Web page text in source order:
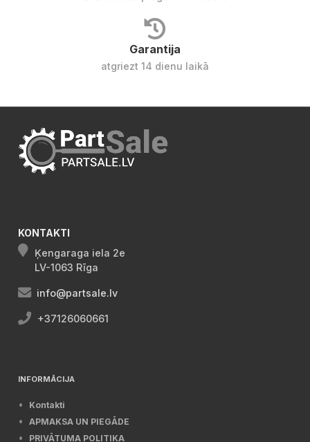
Garantija
atgriezt 14 dienu laikā
KONTAKTI
Ķengaraga iela 2e
LV-1063 Rīga
info@partsale.lv
+37126060661
INFORMĀCIJA
Kontakti
APMAKSA UN PIEGĀDE
PRIVĀTUMA POLITIKA